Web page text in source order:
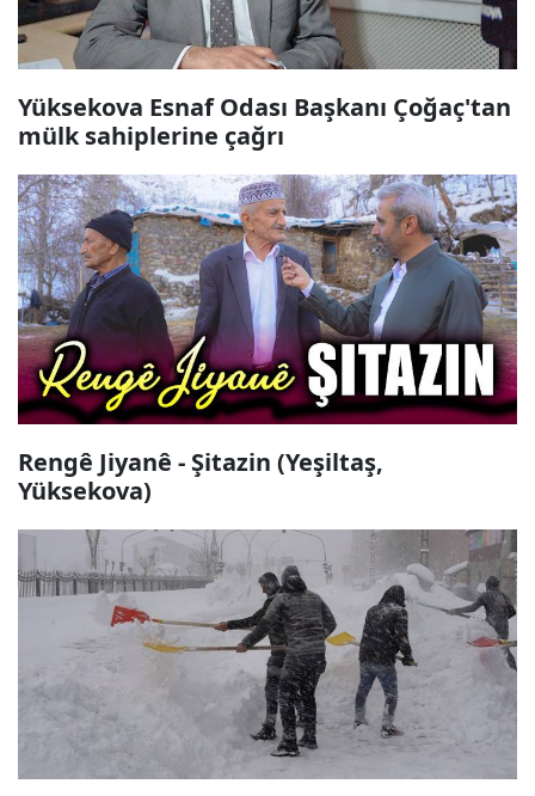
Yüksekova Esnaf Odası Başkanı Çoğaç'tan
mülk sahiplerine çağrı
Rengê Jiyanê - Şitazin (Yeşiltaş,
Yüksekova)